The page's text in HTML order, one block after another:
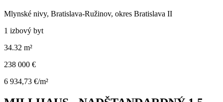
Mlynské nivy, Bratislava-Ružinov, okres Bratislava II
1 izbový byt
34.32 m²
238 000 €
6 934,73 €/m²